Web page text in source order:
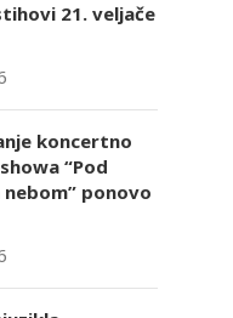
21. veljače
koncertno
“Pod
ponovo